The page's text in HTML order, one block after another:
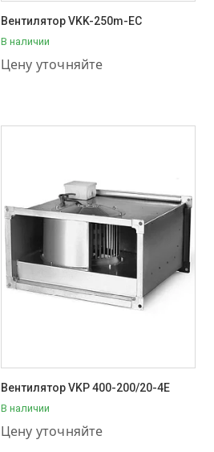
Вентилятор VKK-250m-EC
В наличии
Цену уточняйте
+7 (707) 111-57-56
Вентилятор VKP 400-200/20-4E
В наличии
Цену уточняйте
+7 (707) 111-57-56